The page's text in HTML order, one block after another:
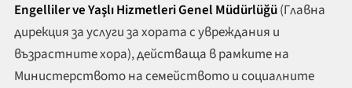
Engelliler ve Yaşlı Hizmetleri Genel Müdürlüğü(Главна
дирекция за услуги за хората с увреждания и
възрастните хора), действаща в рамките на
Министерството на семейството и социалните